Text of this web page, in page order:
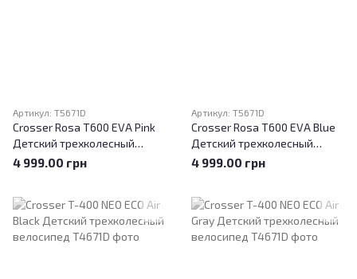
Артикул: T5671D
Crosser Rosa T600 EVA Pink
Детский трехколесный
велосипед
4 999.00 грн
Артикул: T5671D
Crosser Rosa T600 EVA Blue
Детский трехколесный
велосипед
4 999.00 грн